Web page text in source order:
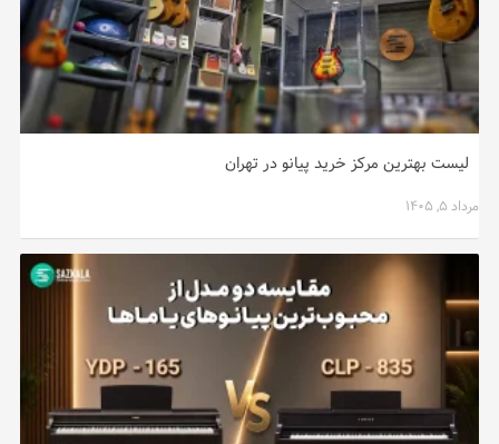
لیست بهترین مرکز خرید پیانو در تهران
مرداد ۵, ۱۴۰۵